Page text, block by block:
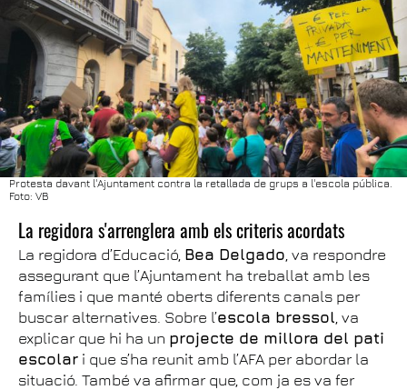
Protesta davant l'Ajuntament contra la retallada de grups a l'escola pública.
Foto: VB
La regidora s'arrenglera amb els criteris acordats
La regidora d’Educació, Bea Delgado , va respondre
assegurant que l’Ajuntament ha treballat amb les
famílies i que manté oberts diferents canals per
buscar alternatives. Sobre l’escola bressol , va
explicar que hi ha un projecte de millora del pati
escolar i que s’ha reunit amb l’AFA per abordar la
situació. També va afirmar que, com ja es va fer